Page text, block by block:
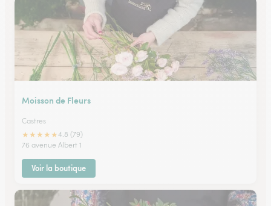
Moisson de Fleurs
Castres
★★★★★4.8 (79)
76 avenue Albert 1
Voir la boutique